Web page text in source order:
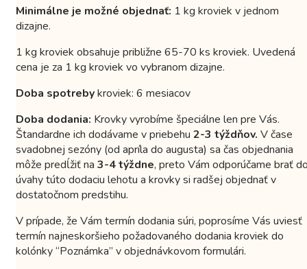
Minimálne je možné objednať: 1 kg kroviek v jednom
dizajne.
1 kg kroviek obsahuje približne 65-70 ks kroviek. Uvedená
cena je za 1 kg kroviek vo vybranom dizajne.
Doba spotrebykroviek: 6 mesiacov
Doba dodania: Krovky vyrobíme špeciálne len pre Vás.
Štandardne ich dodávame v priebehu 2-3 týždňov. V čase
svadobnej sezóny (od apríla do augusta) sa čas objednania
môže predĺžiť na 3-4 týždne, preto Vám odporúčame brať
úvahy túto dodaciu lehotu a krovky si radšej objednať v
dostatočnom predstihu.
V prípade, že Vám termín dodania súri, poprosíme Vás uviesť
termín najneskoršieho požadovaného dodania kroviek do
kolónky “Poznámka” v objednávkovom formulári.